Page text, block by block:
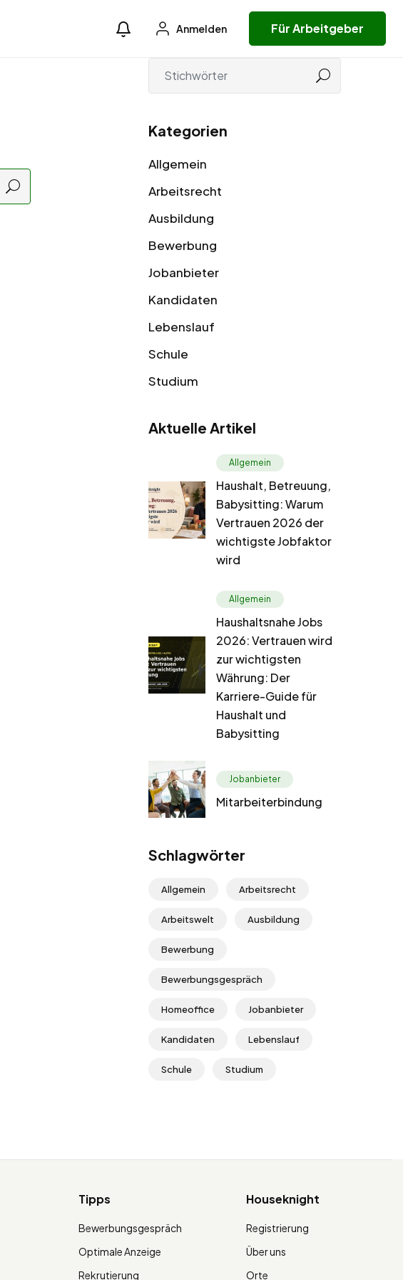
Anmelden Für Arbeitgeber
Kategorien
Allgemein
Arbeitsrecht
Ausbildung
Bewerbung
Jobanbieter
Kandidaten
Lebenslauf
Schule
Studium
Aktuelle Artikel
Allgemein
Haushalt, Betreuung,
Babysitting: Warum
Vertrauen 2026 der
wichtigste Jobfaktor
wird
Allgemein
Haushaltsnahe Jobs
2026: Vertrauen wird
zur wichtigsten
Währung: Der
Karriere-Guide für
Haushalt und
Babysitting
Jobanbieter
Mitarbeiterbindung
Schlagwörter
Allgemein Arbeitsrecht
Arbeitswelt Ausbildung
Bewerbung
Bewerbungsgespräch
Homeoffice Jobanbieter
Kandidaten Lebenslauf
Schule Studium
Tipps
Bewerbungsgespräch
Optimale Anzeige
Rekrutierung
Houseknight
Registrierung
Über uns
Orte